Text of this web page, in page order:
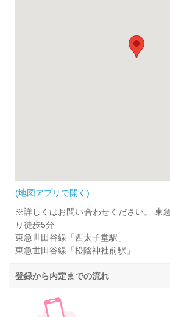
(地図アプリで開く)
※詳しくはお問い合わせください。 東
り徒歩5分
東急世田谷線「西太子堂駅」
東急世田谷線「松陰神社前駅」
登録から内定までの流れ